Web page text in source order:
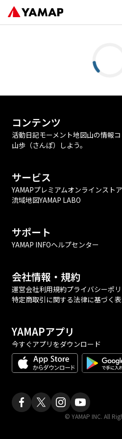
コンテンツ
活動日記モーメント地図山の情報
山歩（さんぽ）しよう。
サービス
YAMAPプレミアムオンラインストア
流域地図YAMAP LABO
サポート
YAMAP INFOヘルプセンター
会社情報・規約
運営会社利用規約プライバシーポ
特定商取引に関する法律に基づく
YAMAPアプリ
今すぐアプリをダウンロード
© YAMAP INC. All